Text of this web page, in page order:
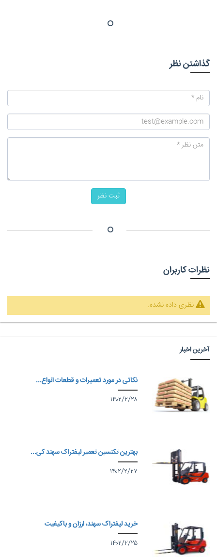
گذاشتن نظر
ثبت نظر
نظرات کاربران
نظری داده نشده.
آخرین اخبار
نکاتی در مورد تعمیرات و قطعات انواع...
۱۴۰۲/۲/۲۸
بهترین تکنسین تعمیر لیفتراک سهند کی...
۱۴۰۲/۲/۲۷
خرید لیفتراک سهند، ارزان و باکیفیت
۱۴۰۲/۲/۲۵